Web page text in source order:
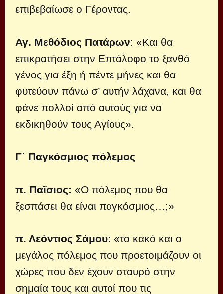
επιβεβαίωσε ο Γέροντας.
Αγ. Μεθόδιος Πατάρων: «Και θα
επικρατήσει στην Επτάλοφο το ξανθό
γένος για έξη ή πέντε μήνες και θα
φυτεύουν πάνω σ’ αυτήν λάχανα, και θα
φάνε πολλοί από αυτούς για να
εκδικηθούν τους Αγίους».
Γ΄ Παγκόσμιος πόλεμος
π. Παΐσιος: «Ο πόλεμος που θα
ξεσπάσει θα είναι παγκόσμιος…;»
π. Λεόντιος Σάμου: «το κακό και ο
μεγάλος πόλεμος που προετοιμάζουν οι
χώρες που δεν έχουν σταυρό στην
σημαία τους και αυτοί που τις